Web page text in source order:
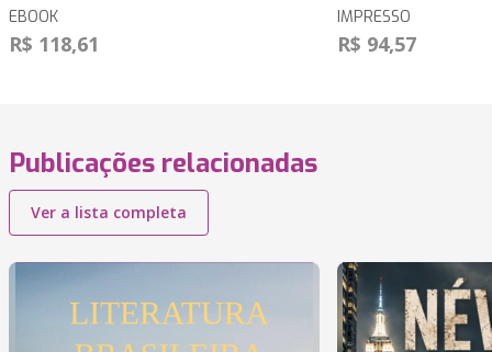
EBOOK
R$ 118,61
IMPRESSO
R$ 94,57
Publicações relacionadas
Ver a lista completa